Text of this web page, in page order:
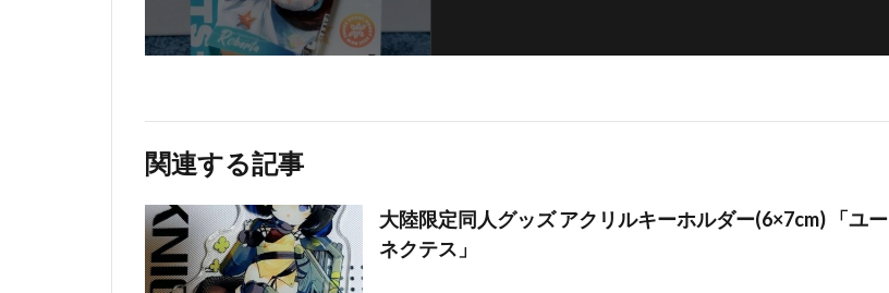
関連する記事
大陸限定同人グッズ アクリルキーホルダー(6×7cm) 「ユー
ネクテス」